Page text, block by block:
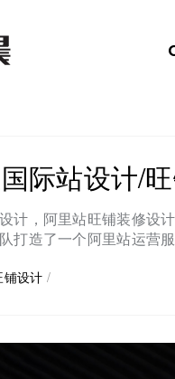
际站设计/
计，阿里站旺铺装修设
打造了一个阿里站运营服
铺设计 /